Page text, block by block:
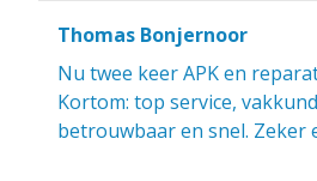
Thomas Bonjernoor
Nu twee keer APK en
Kortom: top service,
betrouwbaar en snel. Zeker